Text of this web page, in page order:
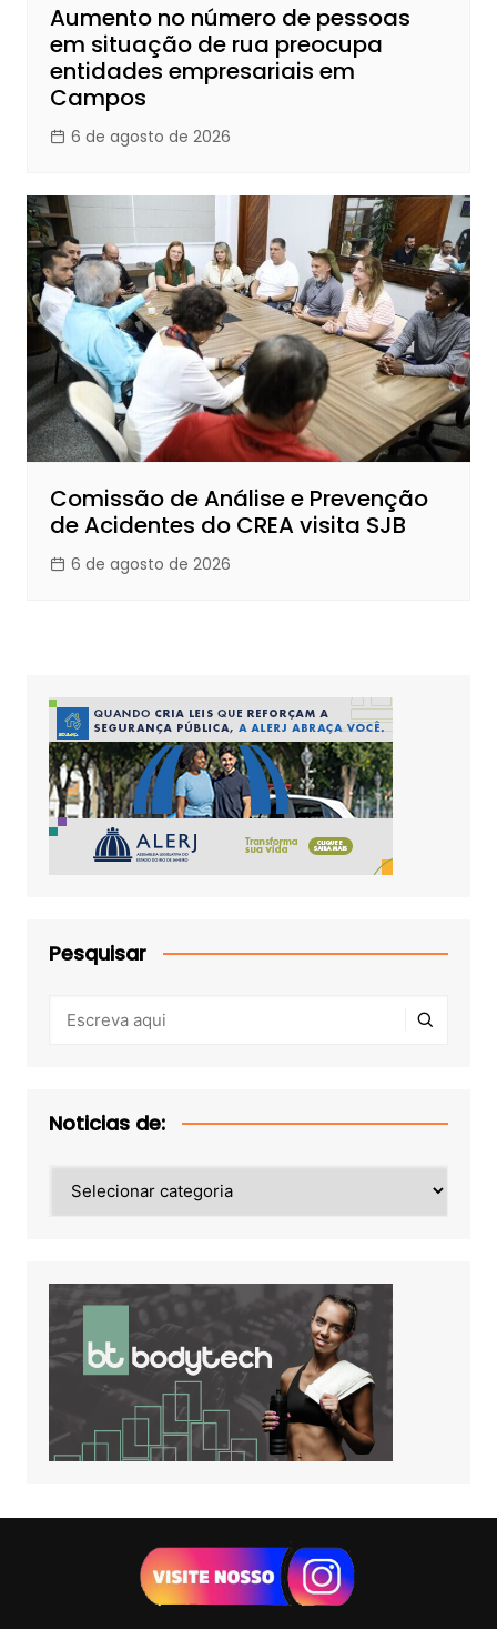
Aumento no número de pessoas
em situação de rua preocupa
entidades empresariais em
Campos
6 de agosto de 2026
Comissão de Análise e Prevenção
de Acidentes do CREA visita SJB
6 de agosto de 2026
Pesquisar
Noticias de:
de: